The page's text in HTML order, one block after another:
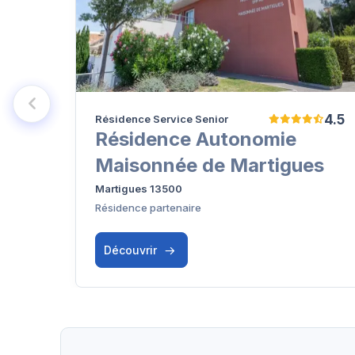
4.5
Résidence Service Senior
Résidence Autonomie
Maisonnée de Martigues
Martigues 13500
Résidence partenaire
Découvrir